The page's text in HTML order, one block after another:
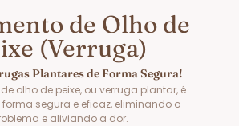
de Olho de
(Verruga)
Plantares de Forma Segura!
olho de peixe, ou verruga plantar, é
segura e eficaz, eliminando o
e aliviando a dor.